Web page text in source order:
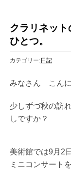
クラリネッ
ひとつ。
カテゴリー:日記
みなさん こんに
少しずづ秋の訪
しですか？
美術館では9月2
ミニコンサート